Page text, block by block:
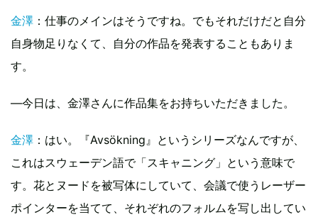
金澤 ：仕事のメインはそうですね。でもそれだけだと自分
自身物足りなくて、自分の作品を発表することもありま
す。
—今日は、金澤さんに作品集をお持ちいただきました。
金澤 ：はい。『Avsökning』というシリーズなんですが、
これはスウェーデン語で「スキャニング」という意味で
す。花とヌードを被写体にしていて、会議で使うレーザー
ポインターを当てて、それぞれのフォルムを写し出してい